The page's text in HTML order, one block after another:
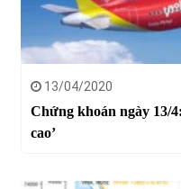
13/04/2020
Chứng khoán ngày 13/
cao’